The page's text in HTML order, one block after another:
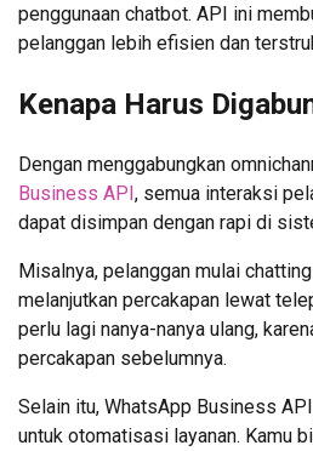
penggunaan chatbot. API ini
pelanggan lebih efisien dan
Kenapa Harus
Dengan menggabungkan
Business API, semua interaksi
dapat disimpan dengan rapi di
Misalnya, pelanggan mulai
melanjutkan percakapan lewat
perlu lagi nanya-nanya ulang,
percakapan sebelumnya.
Selain itu, WhatsApp Business
untuk otomatisasi layanan. Kamu